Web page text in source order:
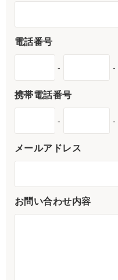
電話番号
- -
携帯電話番号
- -
メールアドレス
お問い合わせ内容